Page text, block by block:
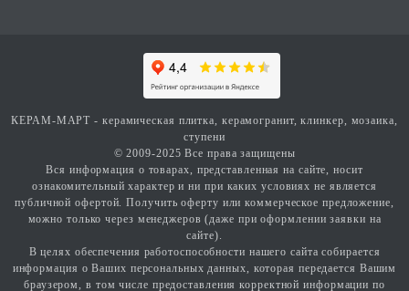
КЕРАМ-МАРТ - керамическая плитка, керамогранит, клинкер, мозаика,
ступени
© 2009-2025 Все права защищены
Вся информация о товарах, представленная на сайте, носит
ознакомительный характер и ни при каких условиях не является
публичной офертой. Получить оферту или коммерческое предложение,
можно только через менеджеров (даже при оформлении заявки на
сайте).
В целях обеспечения работоспособности нашего сайта собирается
информация о Ваших персональных данных, которая передается Вашим
браузером, в том числе предоставления корректной информации по